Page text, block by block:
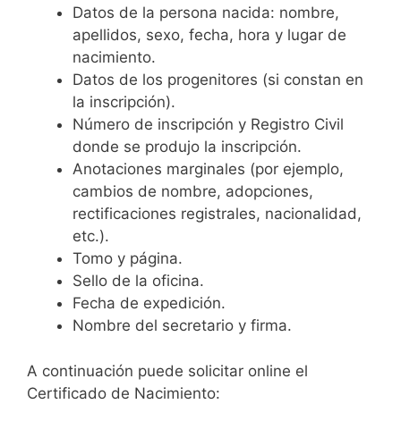
Datos de la persona nacida: nombre,
apellidos, sexo, fecha, hora y lugar de
nacimiento.
Datos de los progenitores (si constan en
la inscripción).
Número de inscripción y Registro Civil
donde se produjo la inscripción.
Anotaciones marginales (por ejemplo,
cambios de nombre, adopciones,
rectificaciones registrales, nacionalidad,
etc.).
Tomo y página.
Sello de la oficina.
Fecha de expedición.
Nombre del secretario y firma.
A continuación puede solicitar online el
Certificado de Nacimiento: